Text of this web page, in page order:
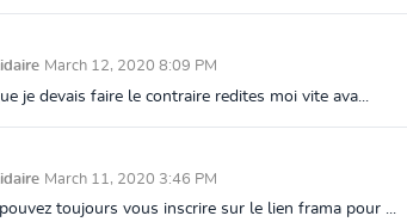
March 12, 2020 8:09 PM
je devais faire le contraire redites moi vite ava...
March 11, 2020 3:46 PM
toujours vous inscrire sur le lien frama pour ...